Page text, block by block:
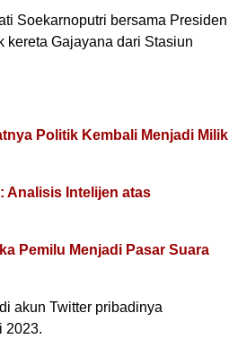
Soekarnoputri bersama Presiden
kereta Gajayana dari Stasiun
Politik Kembali Menjadi Milik
Analisis Intelijen atas
Pemilu Menjadi Pasar Suara
akun Twitter pribadinya
2023.